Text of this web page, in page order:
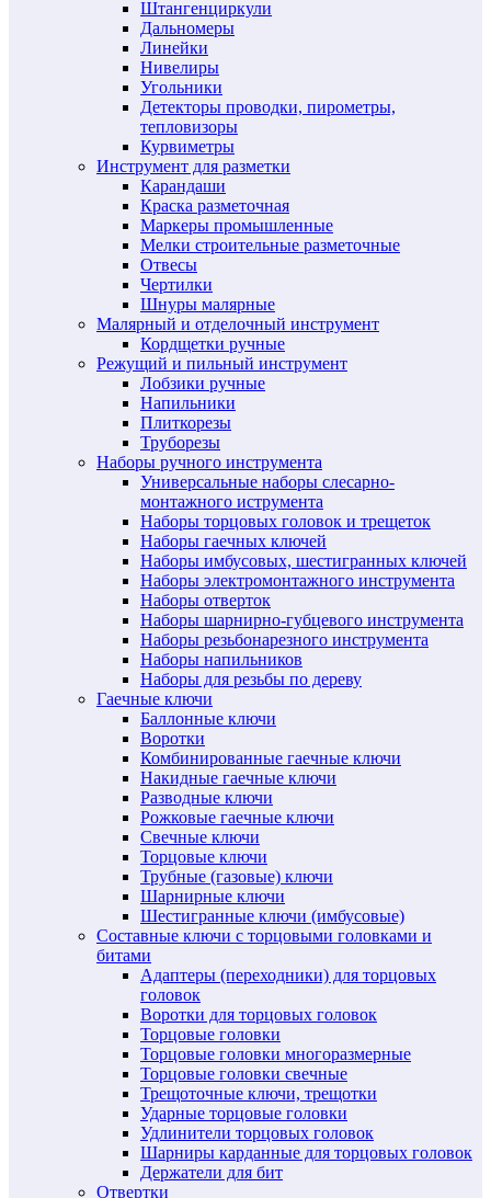
Штангенциркули
Дальномеры
Линейки
Нивелиры
Угольники
Детекторы проводки, пирометры,
тепловизоры
Курвиметры
Инструмент для разметки
Карандаши
Краска разметочная
Маркеры промышленные
Мелки строительные разметочные
Отвесы
Чертилки
Шнуры малярные
Малярный и отделочный инструмент
Кордщетки ручные
Режущий и пильный инструмент
Лобзики ручные
Напильники
Плиткорезы
Труборезы
Наборы ручного инструмента
Универсальные наборы слесарно-
монтажного иструмента
Наборы торцовых головок и трещеток
Наборы гаечных ключей
Наборы имбусовых, шестигранных ключей
Наборы электромонтажного инструмента
Наборы отверток
Наборы шарнирно-губцевого инструмента
Наборы резьбонарезного инструмента
Наборы напильников
Наборы для резьбы по дереву
Гаечные ключи
Баллонные ключи
Воротки
Комбинированные гаечные ключи
Накидные гаечные ключи
Разводные ключи
Рожковые гаечные ключи
Свечные ключи
Торцовые ключи
Трубные (газовые) ключи
Шарнирные ключи
Шестигранные ключи (имбусовые)
Составные ключи с торцовыми головками и
битами
Адаптеры (переходники) для торцовых
головок
Воротки для торцовых головок
Торцовые головки
Торцовые головки многоразмерные
Торцовые головки свечные
Трещоточные ключи, трещотки
Ударные торцовые головки
Удлинители торцовых головок
Шарниры карданные для торцовых головок
Держатели для бит
Отвертки